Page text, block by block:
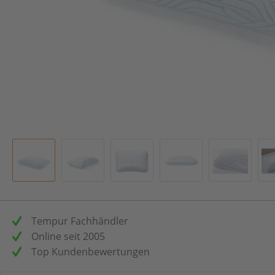
Tempur Fachhändler
Online seit 2005
Top Kundenbewertungen